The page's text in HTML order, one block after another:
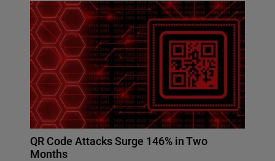
QR Code Attacks Surge 146% in Two
Months